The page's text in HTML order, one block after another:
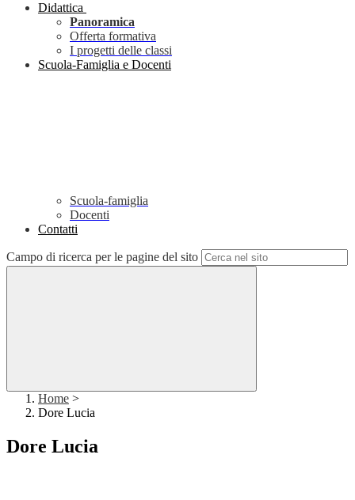
Didattica
Panoramica
Offerta formativa
I progetti delle classi
Scuola-Famiglia e Docenti
Scuola-famiglia
Docenti
Contatti
Campo di ricerca per le pagine del sito
Home >
Dore Lucia
Dore Lucia